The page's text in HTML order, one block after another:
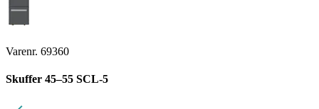
Varenr. 69360
Skuffer 45–55 SCL-5